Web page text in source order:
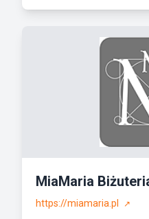
MiaMaria
https://miamaria.pl ↗